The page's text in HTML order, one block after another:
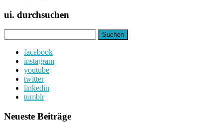
ui. durchsuchen
nach:
facebook
instagram
youtube
twitter
linkedin
tumblr
Neueste Beiträge